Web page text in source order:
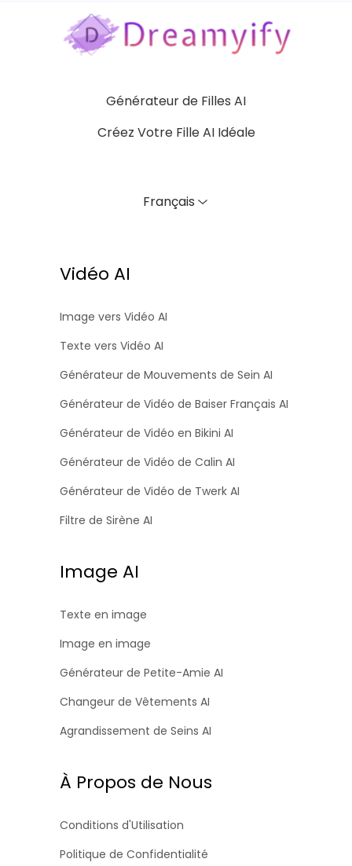
Générateur de Filles AI
Créez Votre Fille AI Idéale
Français
Vidéo AI
Image vers Vidéo AI
Texte vers Vidéo AI
Générateur de Mouvements de Sein AI
Générateur de Vidéo de Baiser Français AI
Générateur de Vidéo en Bikini AI
Générateur de Vidéo de Calin AI
Générateur de Vidéo de Twerk AI
Filtre de Sirène AI
Image AI
Texte en image
Image en image
Générateur de Petite-Amie AI
Changeur de Vêtements AI
Agrandissement de Seins AI
À Propos de Nous
Conditions d'Utilisation
Politique de Confidentialité